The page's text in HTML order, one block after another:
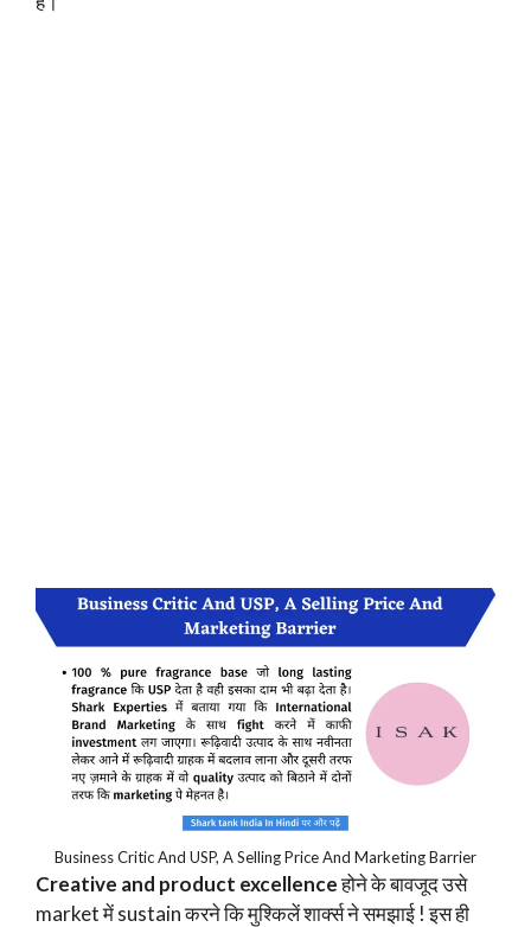
Business Critic And USP, A Selling Price And Marketing Barrier
Creative and product excellenceहोने के बावजूद उसे
market में sustain करने कि मुश्किलें शार्क्स ने समझाई ! इस ही